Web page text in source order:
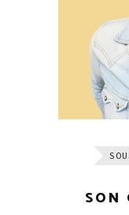
SON